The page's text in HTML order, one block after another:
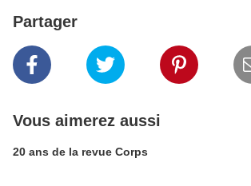
Partager
Vous aimerez aussi
20 ans de la revue Corps